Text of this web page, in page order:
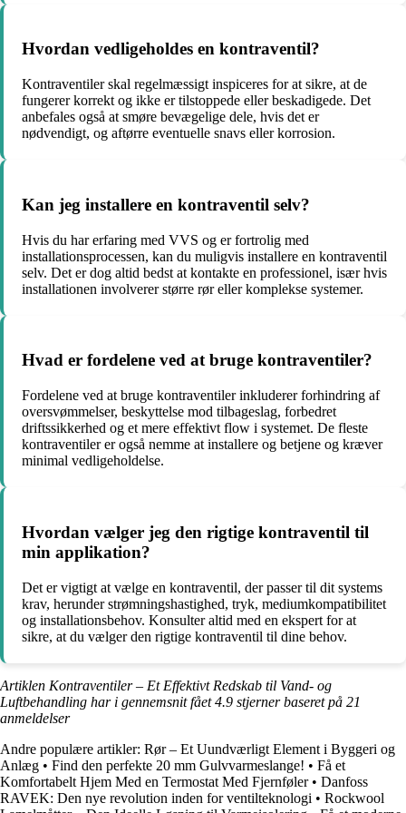
Hvordan vedligeholdes en kontraventil?
Kontraventiler skal regelmæssigt inspiceres for at sikre, at de
fungerer korrekt og ikke er tilstoppede eller beskadigede. Det
anbefales også at smøre bevægelige dele, hvis det er
nødvendigt, og aftørre eventuelle snavs eller korrosion.
Kan jeg installere en kontraventil selv?
Hvis du har erfaring med VVS og er fortrolig med
installationsprocessen, kan du muligvis installere en kontraventil
selv. Det er dog altid bedst at kontakte en professionel, især hvis
installationen involverer større rør eller komplekse systemer.
Hvad er fordelene ved at bruge kontraventiler?
Fordelene ved at bruge kontraventiler inkluderer forhindring af
oversvømmelser, beskyttelse mod tilbageslag, forbedret
driftssikkerhed og et mere effektivt flow i systemet. De fleste
kontraventiler er også nemme at installere og betjene og kræver
minimal vedligeholdelse.
Hvordan vælger jeg den rigtige kontraventil til
min applikation?
Det er vigtigt at vælge en kontraventil, der passer til dit systems
krav, herunder strømningshastighed, tryk, mediumkompatibilitet
og installationsbehov. Konsulter altid med en ekspert for at
sikre, at du vælger den rigtige kontraventil til dine behov.
Artiklen Kontraventiler – Et Effektivt Redskab til Vand- og
Luftbehandling har i gennemsnit fået4.9 stjerner baseret på 21
anmeldelser
Andre populære artikler: Rør – Et Uundværligt Element i Byggeri og
Anlæg • Find den perfekte 20 mm Gulvvarmeslange! • Få et
Komfortabelt Hjem Med en Termostat Med Fjernføler• Danfoss
RAVEK: Den nye revolution inden for ventilteknologi • Rockwool